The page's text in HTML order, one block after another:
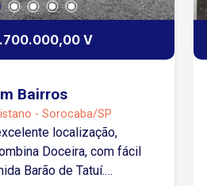
V
Bairros
- Sorocaba/SP
localização,
Doceira, com fácil
Barão de Tatuí.